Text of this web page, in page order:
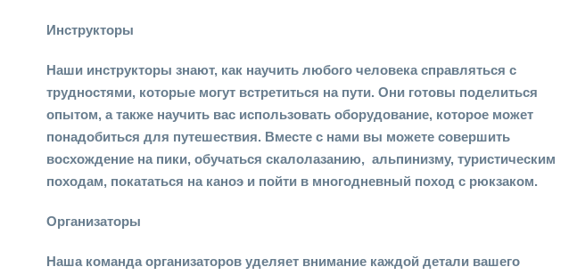
Инструкторы
Наши инструкторы знают, как научить любого человека справляться с
трудностями, которые могут встретиться на пути. Они готовы поделиться
опытом, а также научить вас использовать оборудование, которое может
понадобиться для путешествия. Вместе с нами вы можете совершить
восхождение на пики, обучаться скалолазанию, альпинизму, туристическим
походам, покататься на каноэ и пойти в многодневный поход с рюкзаком.
Организаторы
Наша команда организаторов уделяет внимание каждой детали вашего